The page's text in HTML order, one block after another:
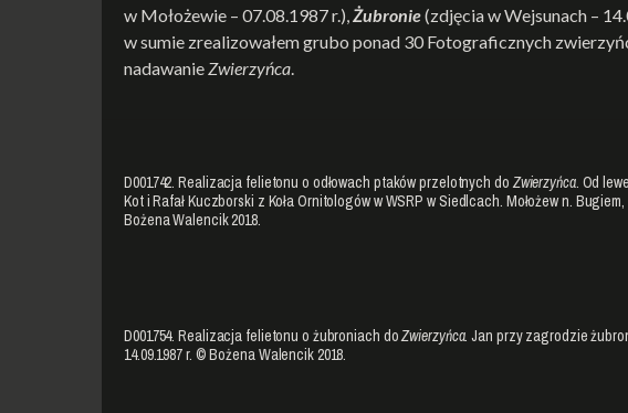
w Mołożewie – 07.08.1987 r.),Żubronie(zdjęcia w Wejsunach –
w sumie zrealizowałem grubo ponad 30 Fotograficznych
nadawanieZwierzyńca.
D001742. Realizacja felietonu o odłowach ptaków przelotnych doZwierzyńca. Od
Kot i Rafał Kuczborski z Koła Ornitologów w WSRP w Siedlcach. Mołożew n. Bugiem,
Bożena Walencik 2018.
D001754. Realizacja felietonu o żubroniach doZwierzyńca. Jan przy zagrodzie
14.09.1987 r. © Bożena Walencik 2018.